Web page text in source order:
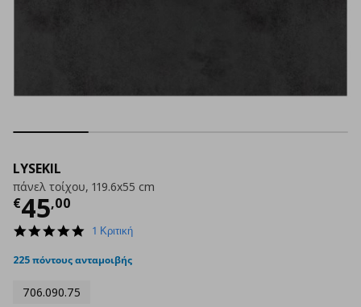
LYSEKIL
πάνελ τοίχου, 119.6x55 cm
€45,00
Τρέχουσα τιμή
5.0
rating
1 Κριτική
225 πόντους ανταμοιβής
706.090.75